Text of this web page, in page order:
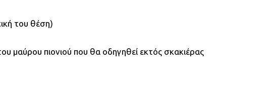
του θέση)
μαύρου πιονιού που θα οδηγηθεί εκτός σκακιέρας